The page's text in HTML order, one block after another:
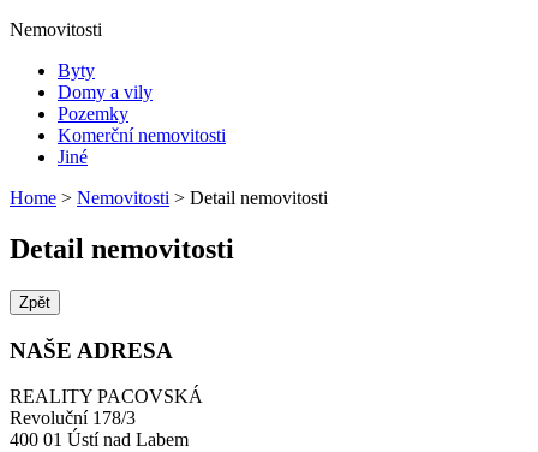
Nemovitosti
Byty
Domy a vily
Pozemky
Komerční nemovitosti
Jiné
Home > Nemovitosti > Detail nemovitosti
Detail nemovitosti
Zpět
NAŠE ADRESA
REALITY PACOVSKÁ
Revoluční 178/3
400 01 Ústí nad Labem